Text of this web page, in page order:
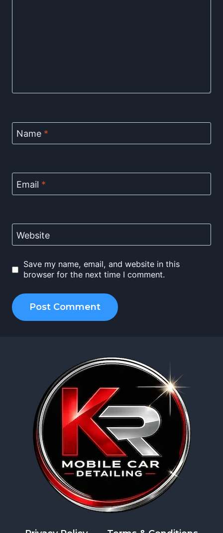
Name *
Email *
Website
Save my name, email, and website in this
browser for the next time I comment.